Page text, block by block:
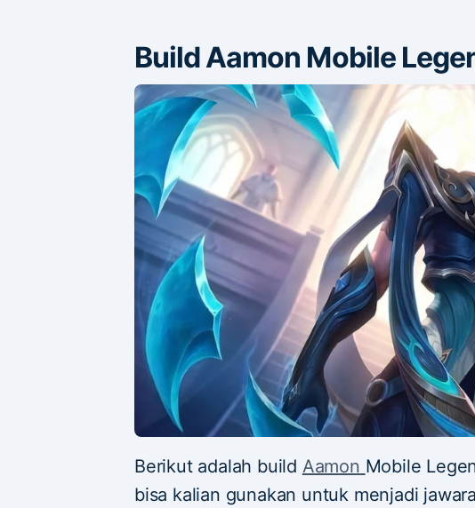
Build Aamon Mobile
Berikut adalah build Aamon Mobile
bisa kalian gunakan untuk menjadi